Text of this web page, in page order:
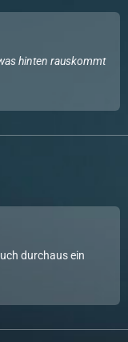
hinten rauskommt
durchaus ein